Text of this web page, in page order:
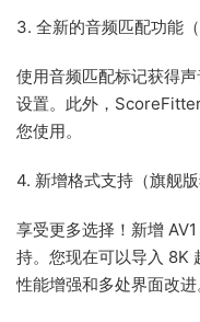
3. 全新的音频匹配功能
使用音频匹配标记获得
设置。此外，
您使用。
4. 新增格式支持（旗舰版
享受更多选择！新增
持。您现在可以导入 8K
性能增强和多处界面改进